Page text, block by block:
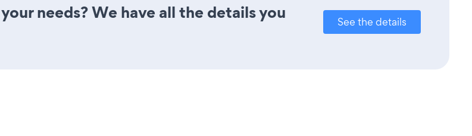
needs? We have all the details you
See the details